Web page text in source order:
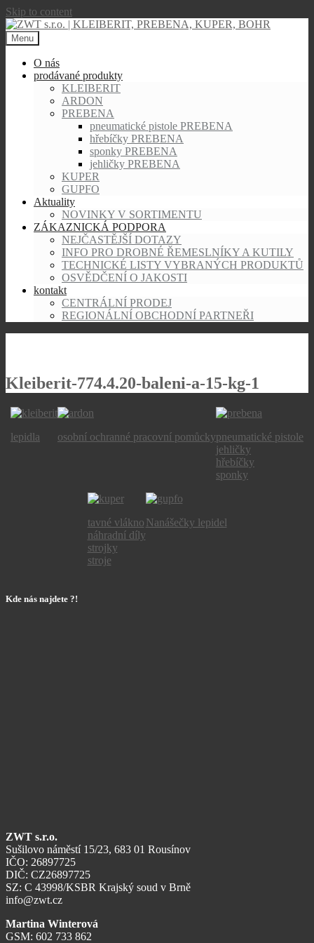
Skip to content
Menu
O nás
prodávané produkty
KLEIBERIT
ARDON
PREBENA
pneumatické pistole PREBENA
hřebíčky PREBENA
sponky PREBENA
jehličky PREBENA
KUPER
GUPFO
Aktuality
NOVINKY V SORTIMENTU
ZÁKAZNICKÁ PODPORA
NEJČASTĚJŠÍ DOTAZY
INFO PRO DROBNÉ ŘEMESLNÍKY A KUTILY
TECHNICKÉ LISTY VYBRANÝCH PRODUKTŮ
OSVĚDČENÍ O JAKOSTI
kontakt
CENTRÁLNÍ PRODEJ
REGIONÁLNÍ OBCHODNÍ PARTNEŘI
Kleiberit-774.4.20-baleni-a-15-kg-1
lepidla osobní ochranné pracovní pomůckypneumatické pistole
jehličky
hřebíčky
sponky
tavné vlákno
náhradní díly
strojky
stroje
Nanášečky lepidel
Kde nás najdete ?!
ZWT s.r.o.
Sušilovo náměstí 15/23, 683 01 Rousínov
IČO: 26897725
DIČ: CZ26897725
SZ: C 43998/KSBR Krajský soud v Brně
info@zwt.cz
Martina Winterová
GSM: 602 733 862